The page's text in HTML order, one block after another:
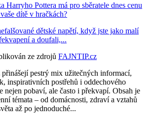
Harryho Pottera má pro sběratele dnes cenu
dítě v hračkách?
dětské napětí, když jste jako malí
a doufali,...
ze zdrojů FAJNTIP.cz
pestrý mix užitečných informací,
inspirativních postřehů i oddechového
nejen pobaví, ale často i překvapí. Obsah je
témata – od domácnosti, zdraví a vztahů
až po jednoduché...